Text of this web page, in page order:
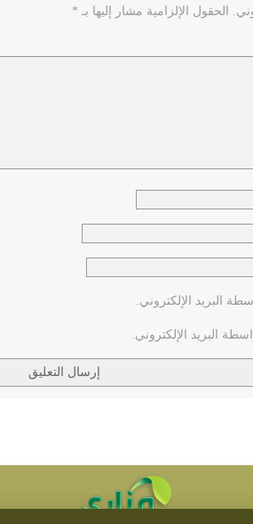
الإمام الرضا ( عليه السلام ) المُذهبة في الطب
الحقول الإلزامية مشار إليها بـ *
البريد الإلكتروني.
البريد الإلكتروني.